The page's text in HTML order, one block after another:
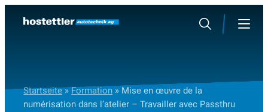
Rechercher
Startseite»Formation » Mise en œuvre de la
numérisation dans l’atelier – Travailler avec Passthru